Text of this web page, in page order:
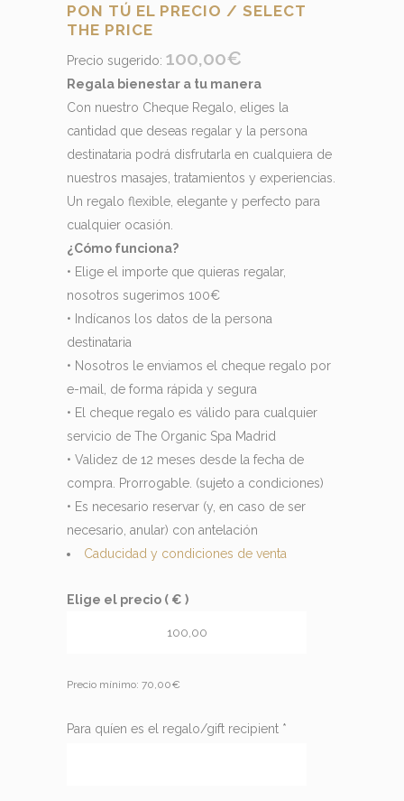
PON TÚ EL PRECIO / SELECT
THE PRICE
Precio sugerido: 100,00€
Regala bienestar a tu manera
Con nuestro Cheque Regalo, eliges la
cantidad que deseas regalar y la persona
destinataria podrá disfrutarla en cualquiera de
nuestros masajes, tratamientos y experiencias.
Un regalo flexible, elegante y perfecto para
cualquier ocasión.
¿Cómo funciona?
• Elige el importe que quieras regalar,
nosotros sugerimos 100€
• Indícanos los datos de la persona
destinataria
• Nosotros le enviamos el cheque regalo por
e-mail, de forma rápida y segura
• El cheque regalo es válido para cualquier
servicio de The Organic Spa Madrid
• Validez de 12 meses desde la fecha de
compra. Prorrogable. (sujeto a condiciones)
• Es necesario reservar (y, en caso de ser
necesario, anular) con antelación
Caducidad y condiciones de venta
Elige el precio ( € )
Precio mínimo: 70,00€
Para quíen es el regalo/gift recipient *